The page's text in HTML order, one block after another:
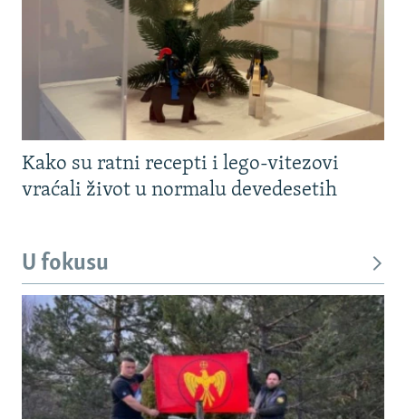
Kako su ratni recepti i lego-vitezovi
vraćali život u normalu devedesetih
U fokusu